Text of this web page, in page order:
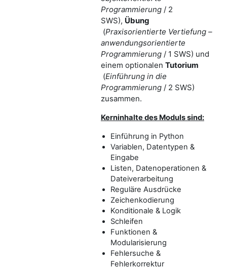
Programmierung/ 2
SWS), Übung
(Praxisorientierte Vertiefung –
anwendungsorientierte
Programmierung/ 1 SWS) und
einem optionalen Tutorium
(Einführung in die
Programmierung/ 2 SWS)
zusammen.
Kerninhalte des Moduls sind:
Einführung in Python
Variablen, Datentypen &
Eingabe
Listen, Datenoperationen &
Dateiverarbeitung
Reguläre Ausdrücke
Zeichenkodierung
Konditionale & Logik
Schleifen
Funktionen &
Modularisierung
Fehlersuche &
Fehlerkorrektur